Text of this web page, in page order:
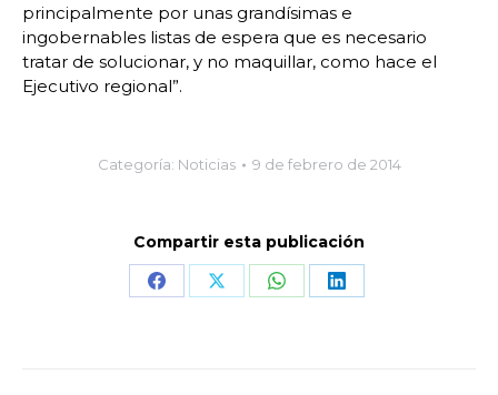
principalmente por unas grandísimas e
ingobernables listas de espera que es necesario
tratar de solucionar, y no maquillar, como hace el
Ejecutivo regional”.
Categoría: Noticias 9 de febrero de 2014
Compartir esta publicación
Share Share Share Share